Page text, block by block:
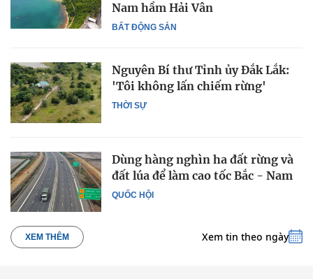
BẤT ĐỘNG SẢN
Nam hầm Hải Vân
THỜI SỰ
Nguyên Bí thư Tỉnh ủy Đắk Lắk:
'Tôi không lấn chiếm rừng'
QUỐC HỘI
Dùng hàng nghìn ha đất rừng và
đất lúa để làm cao tốc Bắc - Nam
XEM THÊM Xem tin theo ngày